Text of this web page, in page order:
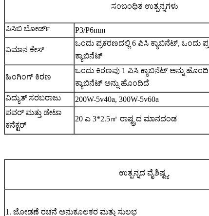
ಸಂಬಂಧಿತ ಉತ್ಪನ್ನಗಳು
ಪಿಸಿಬಿ ಬೋರ್ಡ್ P3/P6mm
ವಿಮಾನ ಕೇಸ್
ಒಂದು ಪ್ರಕರಣದಲ್ಲಿ 6 ಪಿಸಿ ಕ್ಯಾಬಿನೆಟ್, ಒಂದು
ಕ್ಯಾಬಿನೆಟ್
ಹಿಂಗಿಂಗ್ ಕಿರಣ
ಒಂದು ಕಿರಣವು 1 ಪಿಸಿ ಕ್ಯಾಬಿನೆಟ್ ಅನ್ನು
ಕ್ಯಾಬಿನೆಟ್ ಅನ್ನು ಹೊಂದಿದೆ
ವಿದ್ಯುತ್ ಸರಬರಾಜು
200W-5v40a, 300W-5v60a
ಪವರ್ ಮತ್ತು ಡೇಟಾ
ಕನೆಕ್ಟರ್
20 ಎ 3*2.5㎡ ರಾಷ್ಟ್ರದ ಮಾನದಂಡ
ಉತ್ಪನ್ನದ ವೈಶಿಷ್ಟ್ಯ
1. ಜೋಡಣೆ ರಚನೆ ಅನುಕೂಲಕರ ಮತ್ತು ಸುಲಭ